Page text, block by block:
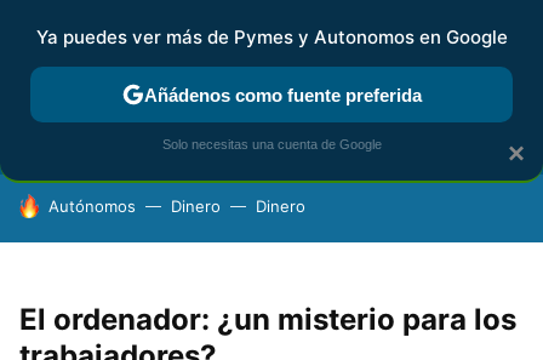
FISCALIDAD Y CONTABILIDAD KIT DIGITAL RENTA
HOY SE HABLA DE
Autónomos Dinero Dinero
El ordenador: ¿un misterio para los
×
Ya puedes ver más de Pymes y Autonomos en Google
Añádenos como fuente preferida
Solo necesitas una cuenta de Google